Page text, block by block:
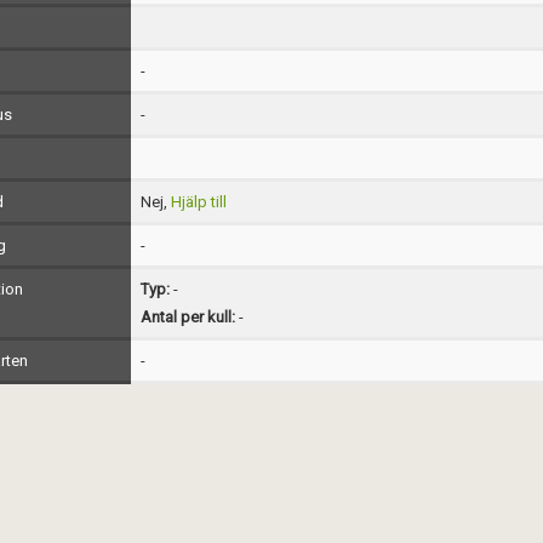
-
-
Nej, Hjälp till
-
Typ:-
Antal per kull:-
-